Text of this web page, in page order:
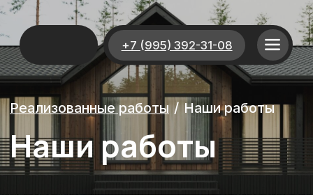
+7 (995) 392-31-08
Наши работы
Наши работы
/
Реализованные работы